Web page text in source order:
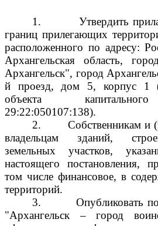
1.
Утвердить
границ прилегающих
расположенного по адресу:
Архангельская область,
Архангельск", город
й проезд, дом 5, корпус 1
объекта
29:22:050107:138).
2.
Собственникам и
владельцам зданий,
земельных участков,
настоящего постановления,
том числе финансовое, в
территорий.
3.
Опубликовать
"Архангельск – город